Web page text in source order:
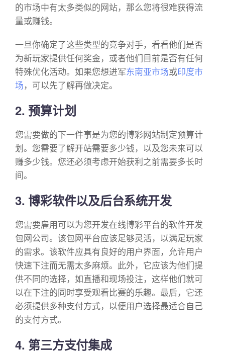
的市场中有太多类似的网站，那么您将很难获得流
量或赚钱。
一旦你确定了这些类型的竞争对手，看看他们是否
为新玩家提供任何奖金，或者他们目前是否有任何
特殊优化活动。如果您想进军东南亚市场或印度市
场 ，可以先了解再做决定。
2. 预算计划
您需要做的下一件事是为您的博彩网站制定预算计
划。您需要了解开站需要多少钱，以及您未来可以
赚多少钱。您还必须考虑开始获利之前需要多长时
间。
3. 博彩软件以及后台系统开发
您需要雇用可以为您开发在线博彩平台的软件开发
包网公司。该包网平台应该足够灵活，以满足玩家
的需求。该软件应具有良好的用户界面，允许用户
快速下注而无需太多麻烦。此外，它应该为他们提
供不同的选择，如直播和现场投注，这样他们就可
以在下注的同时享受观看比赛的乐趣。最后，它还
必须提供多种支付方式，以便用户选择最适合自己
的支付方式。
4. 第三方支付集成